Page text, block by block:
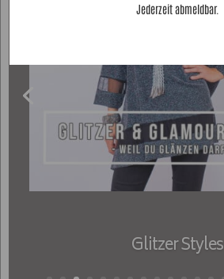
Glitzer Styles
Jederzeit abmeldbar.